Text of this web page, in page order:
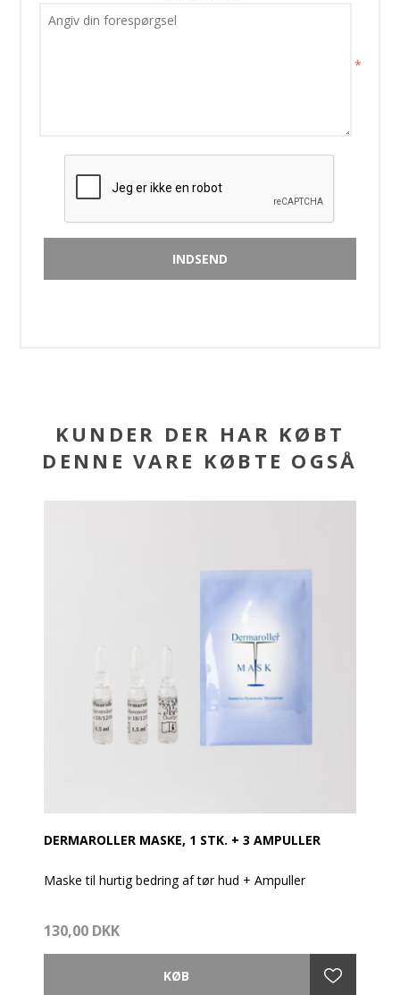
*
KUNDER DER HAR KØBT
DENNE VARE KØBTE OGSÅ
DERMAROLLER MASKE, 1 STK. + 3 AMPULLER
Maske til hurtig bedring af tør hud + Ampuller
Intensive Hyaluronic Moisturizer, som er udviklet til
130,00 DKK